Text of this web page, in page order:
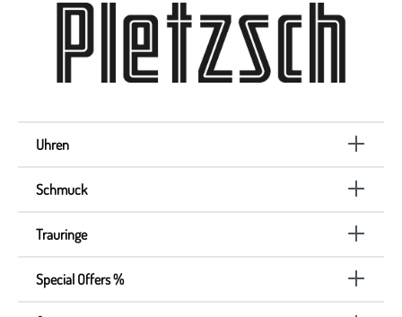
Uhren
Schmuck
Trauringe
Special Offers %